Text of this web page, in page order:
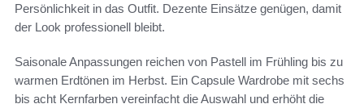
Persönlichkeit in das Outfit. Dezente Einsätze genügen, damit
der Look professionell bleibt.
Saisonale Anpassungen reichen von Pastell im Frühling bis zu
warmen Erdtönen im Herbst. Ein Capsule Wardrobe mit sechs
bis acht Kernfarben vereinfacht die Auswahl und erhöht die